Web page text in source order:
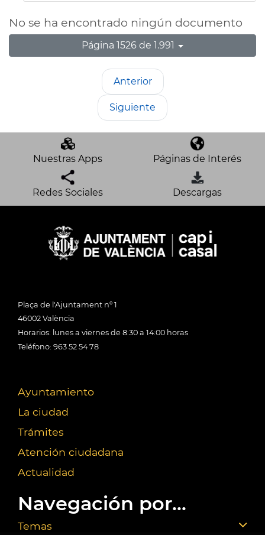
No se ha encontrado ningún documento
Página 1526 de 1.991
Anterior
Siguiente
Nuestras Apps Páginas de Interés
Redes Sociales Descargas
Plaça de l'Ajuntament nº 1
46002 València
Horarios: lunes a viernes de 8:30 a 14:00 horas
Teléfono: 963 52 54 78
Ayuntamiento
La ciudad
Trámites
Atención ciudadana
Actualidad
Navegación por...
Temas